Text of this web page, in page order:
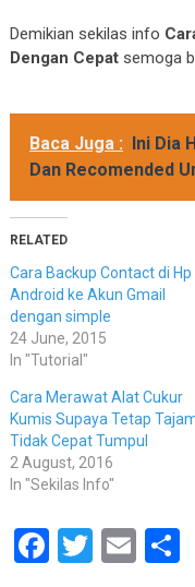
Demikian sekilas info
Dengan Cepatsemoga
Baca Juga : Ini Dia
Dan Recomended
RELATED
Cara Backup Contact di Hp
Android ke Akun Gmail
dengan simple
24 June, 2015
In "Tutorial"
Cara Merawat Alat Cukur
Kumis Supaya Tetap
Tidak Cepat Tumpul
2 August, 2016
In "Sekilas Info"
Facebook
Twitter